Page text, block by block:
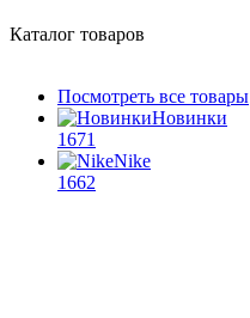
Каталог товаров
Посмотреть все товары
Новинки
1671
Nike
1662